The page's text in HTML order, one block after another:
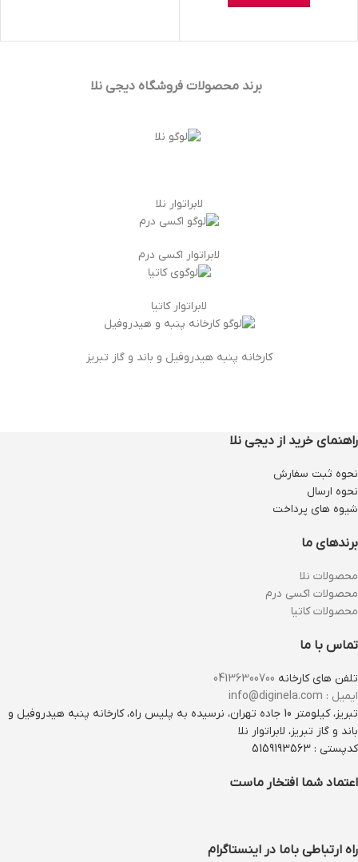
برند محصولات فروشگاهدیجی نلا
لابراتوار نلا
لابراتوار اکسی درم
لابراتوار کاتیا
کارخانه پنبه هیدروفیل و باند و گاز تبریز
راهنمای خرید از دیجی نلا
نحوه ثبت سفارش
نحوه ارسال
شیوه های پرداخت
برندهای ما
محصولات نلا
محصولات اکسی درم
محصولات کاتیا
تماس با ما
تلفن های کارخانه
ایمیل : info@diginela.com
تبریز، کیلومتر 10 جاده تهران، نرسیده به پلیس راه، کارخانه پنبه هیدروفیل و
باند و گاز تبریز، لابراتوار نلا
کدپستی : 5159193563
اعتماد شما افتخار ماست
راه ارتباطی باما در اینستاگرام